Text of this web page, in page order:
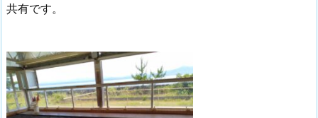
共有です。